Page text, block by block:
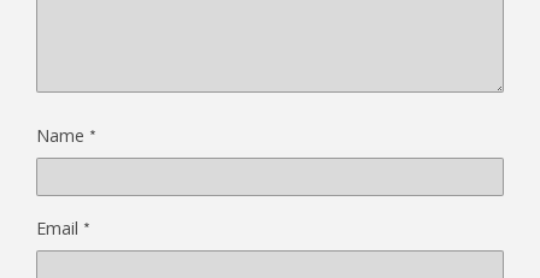
Name *
Email *